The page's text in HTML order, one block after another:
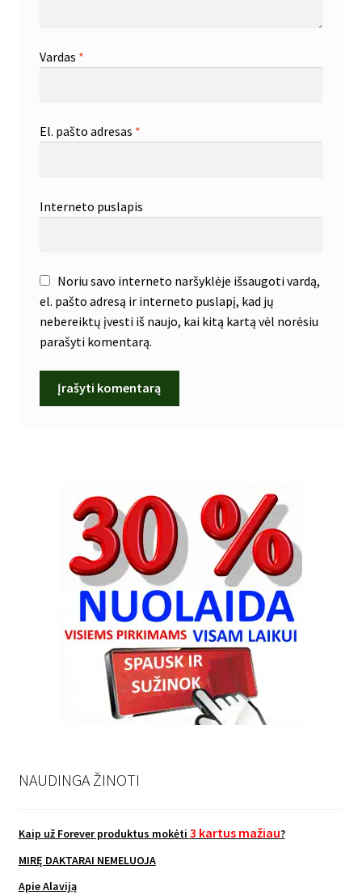
Vardas *
El. pašto adresas *
Interneto puslapis
Noriu savo interneto naršyklėje išsaugoti vardą,
el. pašto adresą ir interneto puslapį, kad jų
nebereiktų įvesti iš naujo, kai kitą kartą vėl norėsiu
parašyti komentarą.
NAUDINGA ŽINOTI
Kaip už Forever produktus mokėti 3 kartus mažiau?
MIRĘ DAKTARAI NEMELUOJA
Apie Alaviją